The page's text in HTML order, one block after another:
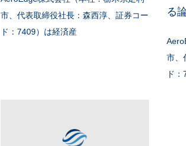
市、代表取締役社長：森西淳、証券コー
ド：7409）は経済産
る
市、
ド